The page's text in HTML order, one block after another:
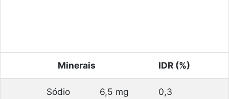
Minerais IDR (%)
Sódio 6,5 mg 0,3